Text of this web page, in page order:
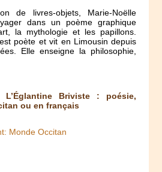
de livres-objets, Marie-Noëlle
dans un poème graphique
la mythologie et les papillons.
poète et vit en Limousin depuis
Elle enseigne la philosophie,
L’Églantine Briviste : poésie,
ou en français
Monde Occitan